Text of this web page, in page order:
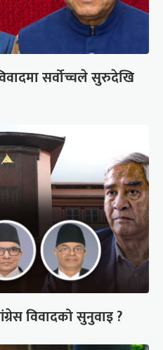
सर्वोच्चले सुरुदेखि
विवादको सुनुवाइ ?